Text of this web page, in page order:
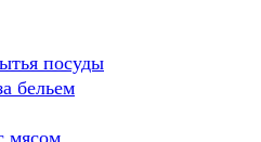
посуды
бельем
мясом